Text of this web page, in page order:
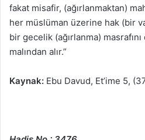
fakat misafir, (ağırlanmaktan)
her müslüman üzerine hak (bir
bir gecelik (ağırlanma)
malından alır.”
Kaynak: Ebu Davud, Et’ime 5,